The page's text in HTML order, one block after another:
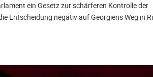
ein Gesetz zur schärferen Kontrolle der
Entscheidung negativ auf Georgiens Weg in